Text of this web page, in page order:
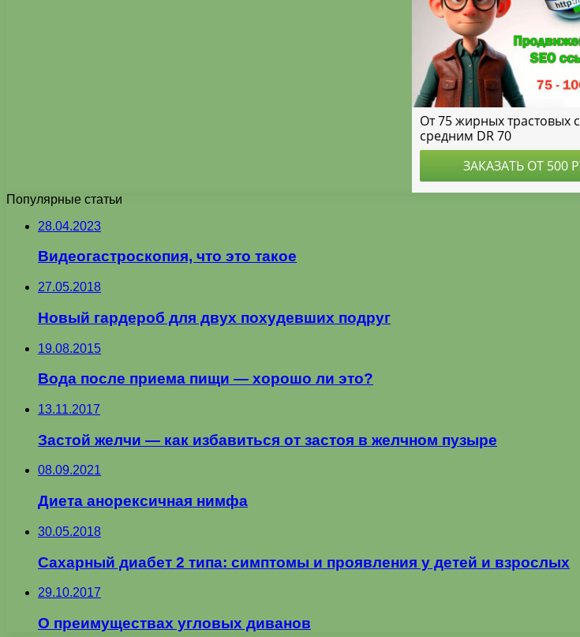
Популярные статьи
28.04.2023
Видеогастроскопия, что это такое
27.05.2018
Новый гардероб для двух похудевших подруг
19.08.2015
Вода после приема пищи — хорошо ли это?
13.11.2017
Застой желчи — как избавиться от застоя в желчном пузыре
08.09.2021
Диета анорексичная нимфа
30.05.2018
Сахарный диабет 2 типа: симптомы и проявления у детей и взрослых
29.10.2017
О преимуществах угловых диванов